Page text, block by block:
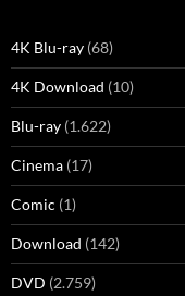
4K Blu-ray (68)
4K Download (10)
Blu-ray (1.622)
Cinema (17)
Comic (1)
Download (142)
DVD (2.759)